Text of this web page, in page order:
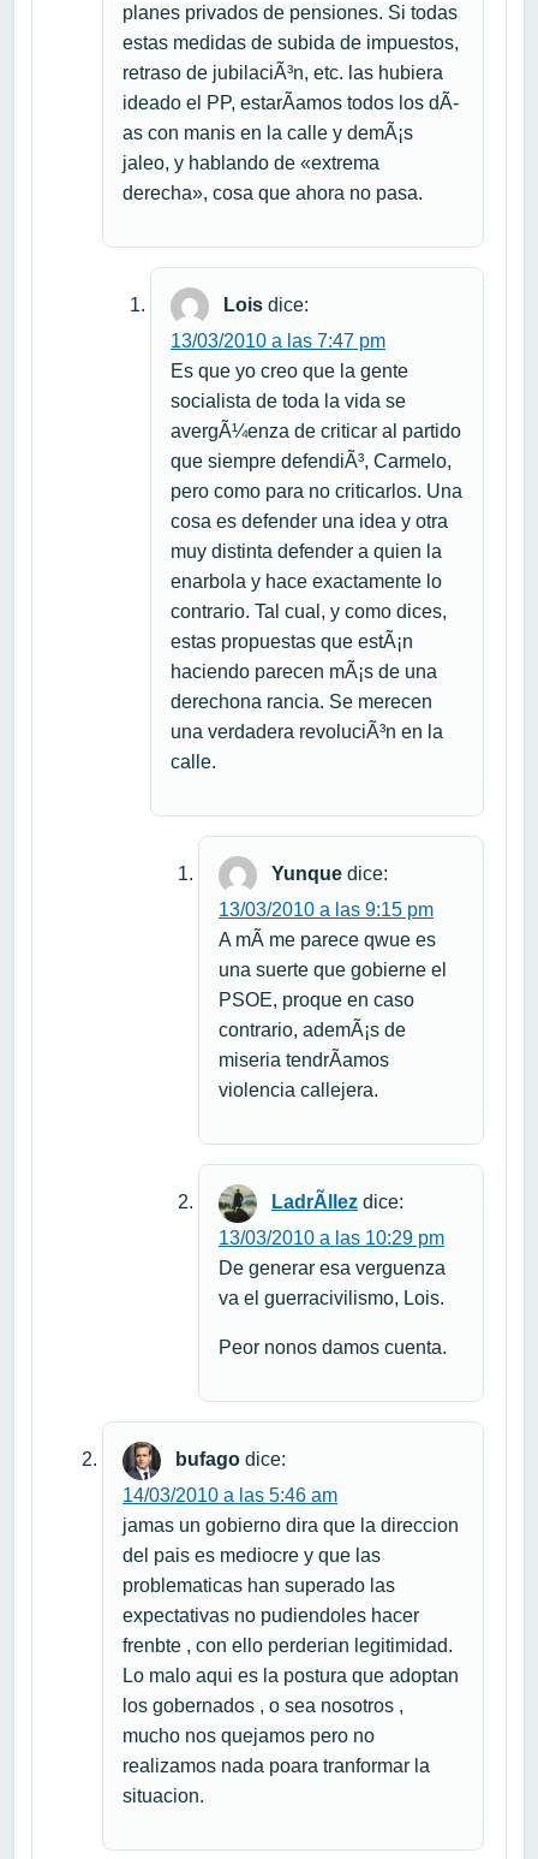
planes privados de pensiones. Si todas
estas medidas de subida de impuestos,
retraso de jubilaciÃ³n, etc. las hubiera
ideado el PP, estarÃ­amos todos los dÃ­
as con manis en la calle y demÃ¡s
jaleo, y hablando de «extrema
derecha», cosa que ahora no pasa.
Lois dice:
13/03/2010 a las 7:47 pm
Es que yo creo que la gente
socialista de toda la vida se
avergÃ¼enza de criticar al partido
que siempre defendiÃ³, Carmelo,
pero como para no criticarlos. Una
cosa es defender una idea y otra
muy distinta defender a quien la
enarbola y hace exactamente lo
contrario. Tal cual, y como dices,
estas propuestas que estÃ¡n
haciendo parecen mÃ¡s de una
derechona rancia. Se merecen
una verdadera revoluciÃ³n en la
calle.
Yunque dice:
13/03/2010 a las 9:15 pm
A mÃ­ me parece qwue es
una suerte que gobierne el
PSOE, proque en caso
contrario, ademÃ¡s de
miseria tendrÃ­amos
violencia callejera.
LadrÃ­llez dice:
13/03/2010 a las 10:29 pm
De generar esa verguenza
va el guerracivilismo, Lois.
Peor nonos damos cuenta.
bufago dice:
14/03/2010 a las 5:46 am
jamas un gobierno dira que la direccion
del pais es mediocre y que las
problematicas han superado las
expectativas no pudiendoles hacer
frenbte , con ello perderian legitimidad.
Lo malo aqui es la postura que adoptan
los gobernados , o sea nosotros ,
mucho nos quejamos pero no
realizamos nada poara tranformar la
situacion.